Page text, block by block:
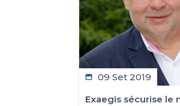
09 Set 2019
​Exaegis sécurise le